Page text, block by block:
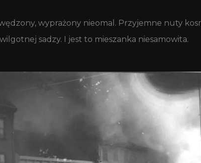
wyprażony nieomal. Przyjemne nuty
sadzy. I jest to mieszanka niesamowita.